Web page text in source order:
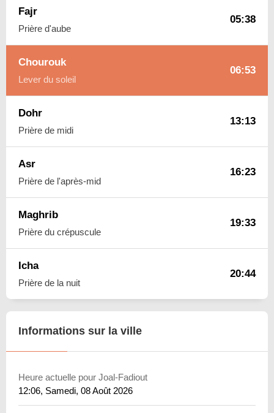
Fajr
Prière d'aube
05:38
Chourouk
Lever du soleil
06:53
Dohr
Prière de midi
13:13
Asr
Prière de l'après-mid
16:23
Maghrib
Prière du crépuscule
19:33
Icha
Prière de la nuit
20:44
Informations sur la ville
Heure actuelle pour Joal-Fadiout
12:06, Samedi, 08 Août 2026